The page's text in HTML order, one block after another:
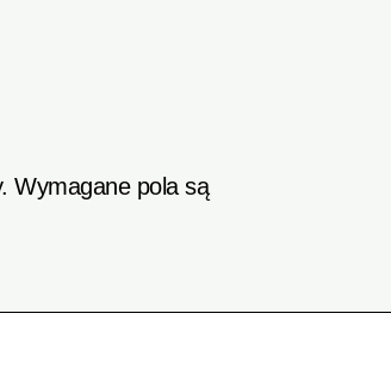
Wymagane pola są